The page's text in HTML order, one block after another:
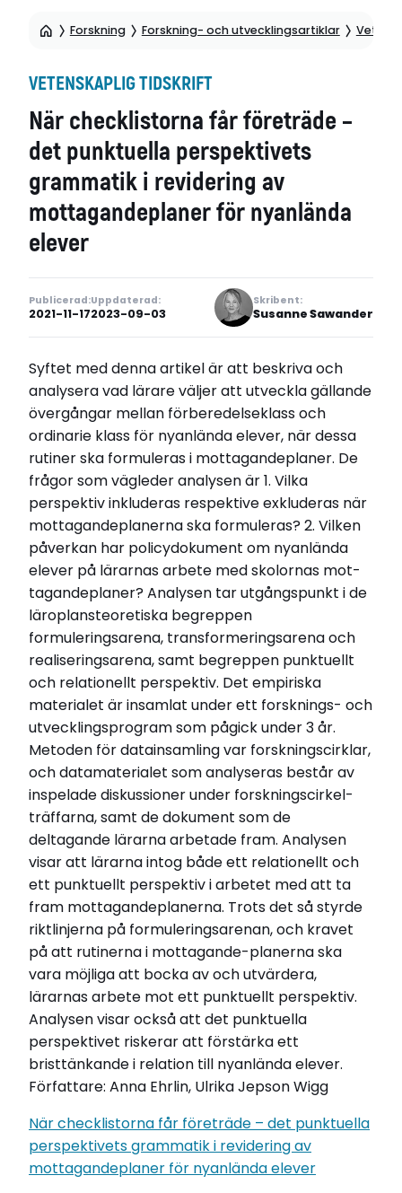
Forskning Forskning- och utvecklingsartiklar
VETENSKAPLIG TIDSKRIFT
När checklistorna får företräde –
det punktuella perspektivets
grammatik i revidering av
mottagandeplaner för nyanlända
elever
Publicerad:
2021-11-17
Uppdaterad:
2023-09-03
Skribent:
Susanne Sawander
Syftet med denna artikel är att beskriva och
analysera vad lärare väljer att utveckla gällande
övergångar mellan förberedelseklass och
ordinarie klass för nyanlända elever, när dessa
rutiner ska formuleras i mottagandeplaner. De
frågor som vägleder analysen är 1. Vilka
perspektiv inkluderas respektive exkluderas när
mottagandeplanerna ska formuleras? 2. Vilken
påverkan har policydokument om nyanlända
elever på lärarnas arbete med skolornas mot-
tagandeplaner? Analysen tar utgångspunkt i de
läroplansteoretiska begreppen
formuleringsarena, transformeringsarena och
realiseringsarena, samt begreppen punktuellt
och relationellt perspektiv. Det empiriska
materialet är insamlat under ett forsknings- och
utvecklingsprogram som pågick under 3 år.
Metoden för datainsamling var forskningscirklar,
och datamaterialet som analyseras består av
inspelade diskussioner under forskningscirkel-
träffarna, samt de dokument som de
deltagande lärarna arbetade fram. Analysen
visar att lärarna intog både ett relationellt och
ett punktuellt perspektiv i arbetet med att ta
fram mottagandeplanerna. Trots det så styrde
riktlinjerna på formuleringsarenan, och kravet
på att rutinerna i mottagande-planerna ska
vara möjliga att bocka av och utvärdera,
lärarnas arbete mot ett punktuellt perspektiv.
Analysen visar också att det punktuella
perspektivet riskerar att förstärka ett
bristtänkande i relation till nyanlända elever.
Författare: Anna Ehrlin, Ulrika Jepson Wigg
När checklistorna får företräde – det punktuella
perspektivets grammatik i revidering av
mottagandeplaner för nyanlända elever